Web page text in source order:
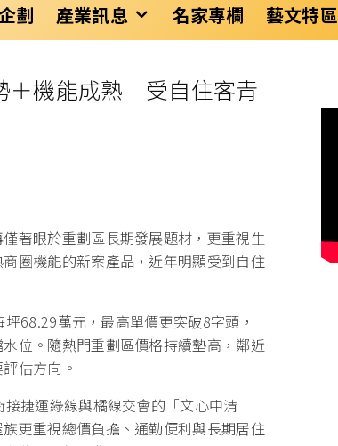
劃 產業訊息 名家專欄 藝文特區
＋機能成熟 受自住客青
著眼於重劃區長期發展題材，更重視生
圈機能的新案產品，近年明顯受到自住
68.29萬元，最高單價更突破8字頭，
位。隨熱門重劃區價格持續墊高，鄰近
估方向。
捷運綠線與橘線交會的「文心中清
更重視總價負擔、通勤便利與長期居住